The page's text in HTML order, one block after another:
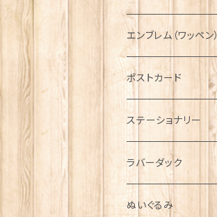
国旗＆紋章
音楽＆楽器
AIRFORCE
ARMY
エンブレム（ワッペン）
ポストカード
ステーショナリー
ラバーダック
ぬいぐるみ